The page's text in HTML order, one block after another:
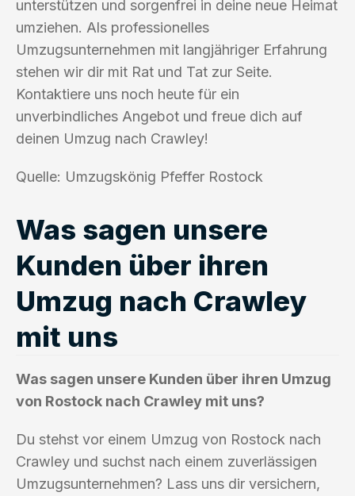
unterstützen und sorgenfrei in deine neue Heimat
umziehen. Als professionelles
Umzugsunternehmen mit langjähriger Erfahrung
stehen wir dir mit Rat und Tat zur Seite.
Kontaktiere uns noch heute für ein
unverbindliches Angebot und freue dich auf
deinen Umzug nach Crawley!
Quelle: Umzugskönig Pfeffer Rostock
Was sagen unsere
Kunden über ihren
Umzug nach Crawley
mit uns
Was sagen unsere Kunden über ihren Umzug
von Rostock nach Crawley mit uns?
Du stehst vor einem Umzug von Rostock nach
Crawley und suchst nach einem zuverlässigen
Umzugsunternehmen? Lass uns dir versichern,